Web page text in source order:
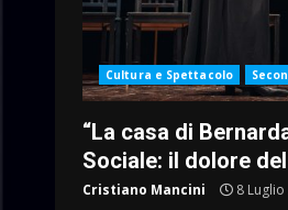
Cultura e Spettacolo
“La casa di
Sociale: il dolore
Cristiano Mancini 8